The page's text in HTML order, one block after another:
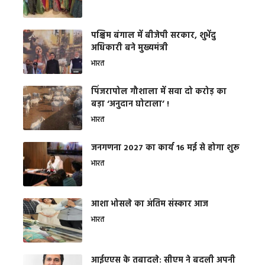
पश्चिम बंगाल में बीजेपी सरकार, शुभेंदु
अधिकारी बने मुख्यमंत्री
भारत
​पिंजरापोल गौशाला में सवा दो करोड़ का
बड़ा ‘अनुदान घोटाला’ !
भारत
जनगणना 2027 का कार्य 16 मई से होगा शुरू
भारत
आशा भोसले का अंतिम संस्कार आज
भारत
आईएएस के तबादले: सीएम ने बदली अपनी